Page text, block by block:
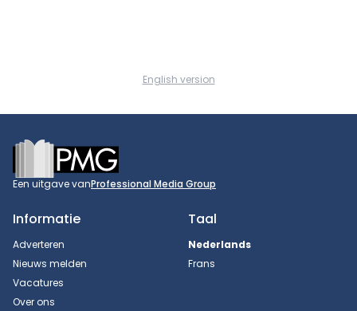
English version
Footer
Een uitgave vanProfessional Media Group
Informatie
Adverteren
Nieuws melden
Vacatures
Over ons
Taal
Nederlands
Frans